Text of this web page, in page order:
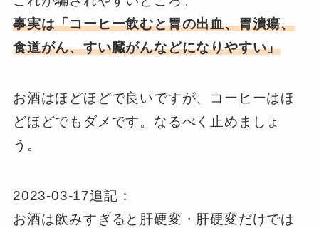
事実は「コーヒー飲むと胃の出血、胃潰瘍、
食道がん、すい臓がんなどになりやすい」
お酒はほどほどで良いですが、コーヒーはほ
どほどでもダメです。なるべく止めましょ
う。
2023-03-17追記：
お酒は飲みすぎると肝硬変・肝硬変だけでは